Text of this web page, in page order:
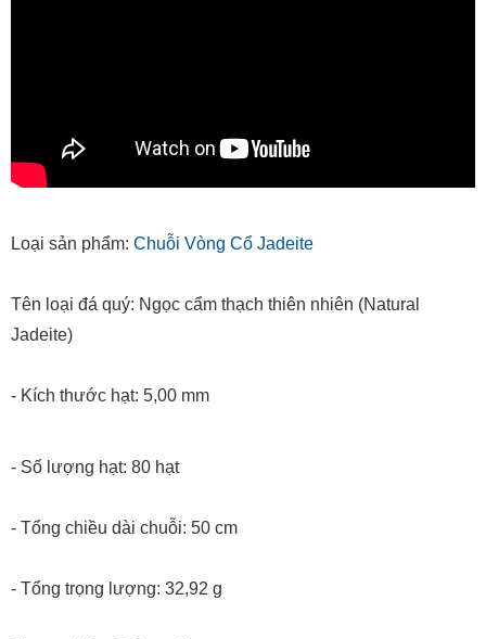
Loại sản phẩm: Chuỗi Vòng Cổ Jadeite
Tên loại đá quý: Ngọc cẩm thạch thiên nhiên (Natural
Jadeite)
- Kích thước hạt: 5,00 mm
- Số lượng hạt: 80 hạt
- Tổng chiều dài chuỗi: 50 cm
- Tổng trọng lượng: 32,92 g